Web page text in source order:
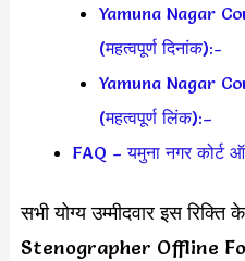
Yamuna Nagar
(महत्वपूर्ण दिनांक):-
Yamuna Nagar
(महत्वपूर्ण लिंक):–
FAQ – यमुना नगर कोर्ट
सभी योग्य उम्मीदवार इस
Stenographer Offline